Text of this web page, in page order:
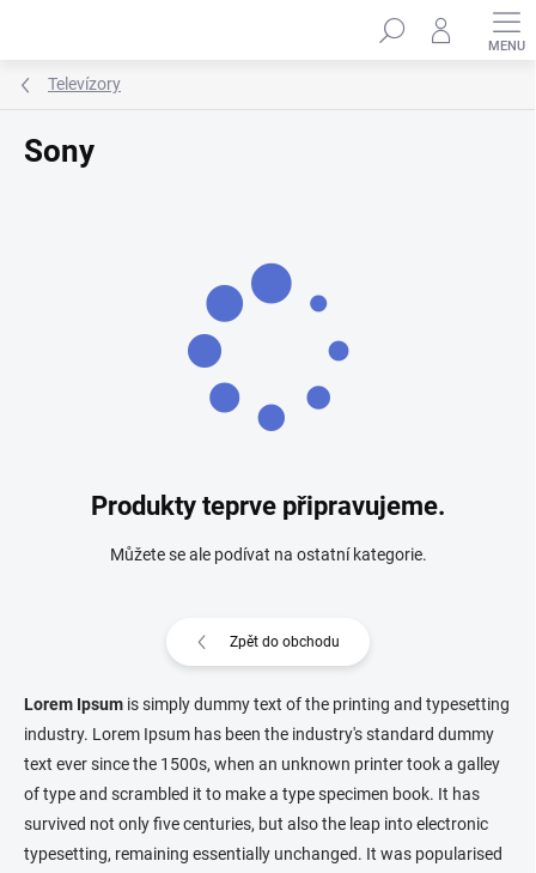
Hledat
Televízory
Sony
Produkty teprve připravujeme.
Můžete se ale podívat na ostatní kategorie.
Zpět do obchodu
Lorem Ipsum is simply dummy text of the printing and typesetting
industry. Lorem Ipsum has been the industry's standard dummy
text ever since the 1500s, when an unknown printer took a galley
of type and scrambled it to make a type specimen book. It has
survived not only five centuries, but also the leap into electronic
typesetting, remaining essentially unchanged. It was popularised